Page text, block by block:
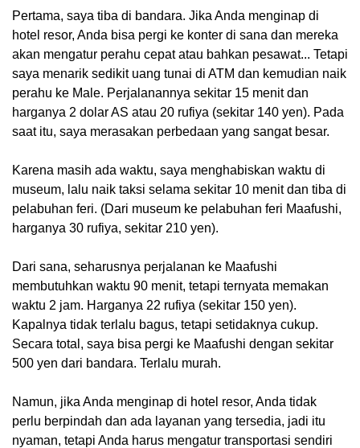
Pertama, saya tiba di bandara. Jika Anda menginap di
hotel resor, Anda bisa pergi ke konter di sana dan mereka
akan mengatur perahu cepat atau bahkan pesawat... Tetapi
saya menarik sedikit uang tunai di ATM dan kemudian naik
perahu ke Male. Perjalanannya sekitar 15 menit dan
harganya 2 dolar AS atau 20 rufiya (sekitar 140 yen). Pada
saat itu, saya merasakan perbedaan yang sangat besar.
Karena masih ada waktu, saya menghabiskan waktu di
museum, lalu naik taksi selama sekitar 10 menit dan tiba di
pelabuhan feri. (Dari museum ke pelabuhan feri Maafushi,
harganya 30 rufiya, sekitar 210 yen).
Dari sana, seharusnya perjalanan ke Maafushi
membutuhkan waktu 90 menit, tetapi ternyata memakan
waktu 2 jam. Harganya 22 rufiya (sekitar 150 yen).
Kapalnya tidak terlalu bagus, tetapi setidaknya cukup.
Secara total, saya bisa pergi ke Maafushi dengan sekitar
500 yen dari bandara. Terlalu murah.
Namun, jika Anda menginap di hotel resor, Anda tidak
perlu berpindah dan ada layanan yang tersedia, jadi itu
nyaman, tetapi Anda harus mengatur transportasi sendiri